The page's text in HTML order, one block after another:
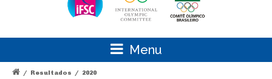
Menu
/ Resultados / 2020